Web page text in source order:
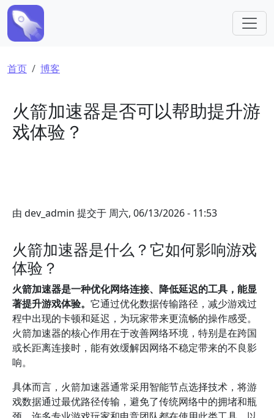
跳转到主要内容
面包屑
首页 博客
火箭加速器是否可以帮助提升游
戏体验？
由 dev_admin 提交于 周六, 06/13/2026 - 11:53
火箭加速器是什么？它如何影响游戏
体验？
火箭加速器是一种优化网络连接、降低延迟的工具，能显
著提升游戏体验。 它通过优化数据传输路径，减少游戏过
程中出现的卡顿和延迟，为玩家带来更流畅的操作感受。
火箭加速器的核心作用在于改善网络环境，特别是在跨国
或长距离连接时，能有效缓解因网络不稳定带来的不良影
响。
具体而言，火箭加速器通常采用智能节点选择技术，将游
戏数据通过最优路径传输，避免了传统网络中的拥堵和瓶